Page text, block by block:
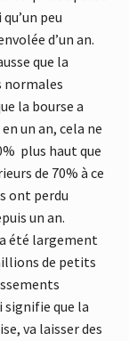
peu
d’un an.
que la
normales
la bourse a
un an, cela ne
plus haut que
de 70% à ce
ont perdu
un an.
a été largement
de petits
signifie que la
va laisser des